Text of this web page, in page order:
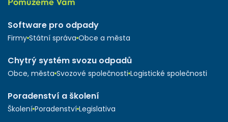
Software pro odpady
Firmy Státní správa Obce a města
Chytrý systém svozu odpadů
Obce, města Svozové společnosti Logistické společnosti
Poradenství a školení
Školení Poradenství Legislativa